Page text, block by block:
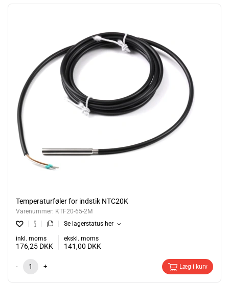
Temperaturføler for indstik NTC20K
Varenummer: KTF20-65-2M
Se lagerstatus her
inkl. moms
176,25 DKK
ekskl. moms
141,00 DKK
- + Læg i kurv